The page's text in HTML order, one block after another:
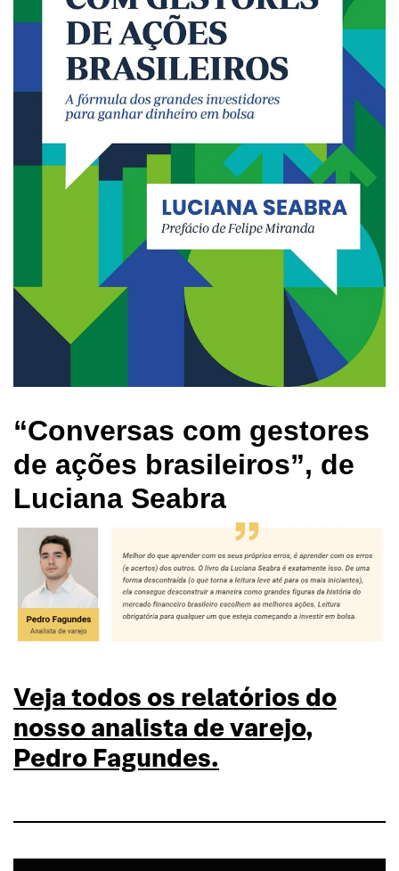
“Conversas com gestores
de ações brasileiros”, de
Luciana Seabra
Veja todos os relatórios do
nosso analista de varejo,
Pedro Fagundes.